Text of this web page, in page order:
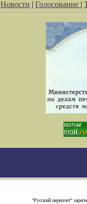
Новости | Голосование |
"Русский переплет"